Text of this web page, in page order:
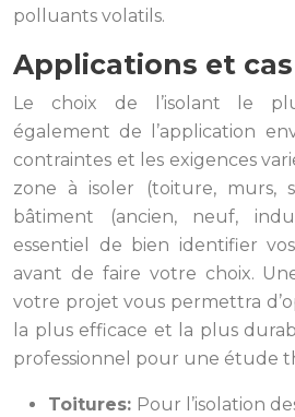
polluants volatils.
Applications et cas
Le choix de l’isolant le
également de l’application
contraintes et les exigences
zone à isoler (toiture, murs,
bâtiment (ancien, neuf,
essentiel de bien identifier
avant de faire votre choix.
votre projet vous permettra
la plus efficace et la plus
professionnel pour une étude
Toitures: Pour l’isolation